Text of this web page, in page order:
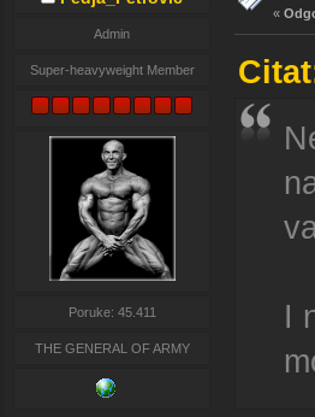
Admin
Super-heavyweight Member
Poruke: 45.411
THE GENERAL OF ARMY
«
I